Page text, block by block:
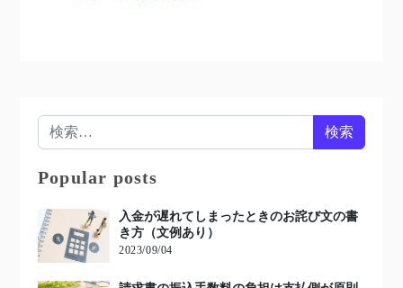
検索:
Popular posts
入金が遅れてしまったときのお詫び文の書
き方（文例あり）
2023/09/04